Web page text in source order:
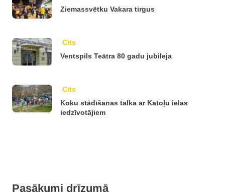
Ziemassvētku Vakara tirgus
Cits
Ventspils Teātra 80 gadu jubileja
Cits
Koku stādīšanas talka ar Katoļu ielas
iedzīvotājiem
Pasākumi drīzumā